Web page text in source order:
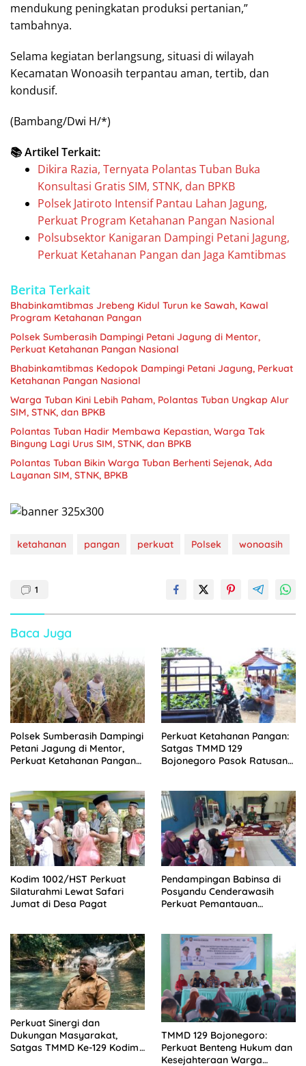
mendukung peningkatan produksi pertanian,”
tambahnya.
Selama kegiatan berlangsung, situasi di wilayah
Kecamatan Wonoasih terpantau aman, tertib, dan
kondusif.
(Bambang/Dwi H/*)
📚 Artikel Terkait:
Dikira Razia, Ternyata Polantas Tuban Buka
Konsultasi Gratis SIM, STNK, dan BPKB
Polsek Jatiroto Intensif Pantau Lahan Jagung,
Perkuat Program Ketahanan Pangan Nasional
Polsubsektor Kanigaran Dampingi Petani Jagung,
Perkuat Ketahanan Pangan dan Jaga Kamtibmas
Berita Terkait
Bhabinkamtibmas Jrebeng Kidul Turun ke Sawah, Kawal
Program Ketahanan Pangan
Polsek Sumberasih Dampingi Petani Jagung di Mentor,
Perkuat Ketahanan Pangan Nasional
Bhabinkamtibmas Kedopok Dampingi Petani Jagung, Perkuat
Ketahanan Pangan Nasional
Warga Tuban Kini Lebih Paham, Polantas Tuban Ungkap Alur
SIM, STNK, dan BPKB
Polantas Tuban Hadir Membawa Kepastian, Warga Tak
Bingung Lagi Urus SIM, STNK, dan BPKB
Polantas Tuban Bikin Warga Tuban Berhenti Sejenak, Ada
Layanan SIM, STNK, BPKB
ketahanan pangan perkuat Polsek wonoasih
1
Baca Juga
Polsek Sumberasih Dampingi
Petani Jagung di Mentor,
Perkuat Ketahanan Pangan
Perkuat Ketahanan Pangan:
Satgas TMMD 129
Bojonegoro Pasok Ratusan
Kodim 1002/HST Perkuat
Silaturahmi Lewat Safari
Jumat di Desa Pagat
Pendampingan Babinsa di
Posyandu Cenderawasih
Perkuat Pemantauan
Perkuat Sinergi dan
Dukungan Masyarakat,
Satgas TMMD Ke-129 Kodim
TMMD 129 Bojonegoro:
Perkuat Benteng Hukum dan
Kesejahteraan Warga